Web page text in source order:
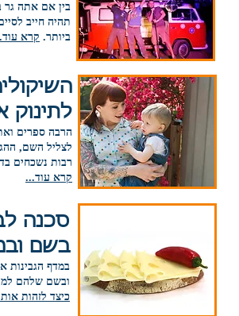
בין אם אתה גר
ביותר. קרא
לתינוק
הרבה ספרים
לצליל השם,
רבות נשכחים
קרא עוד...
סכנה
בשם
במדף הגבינות
ובשם שלהם
כיצד לזהות